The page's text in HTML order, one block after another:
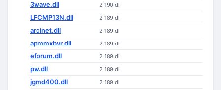
3wave.dll 2 190 dl
LFCMP13N.dll 2 189 dl
arcinet.dll 2 189 dl
apmmxbvr.dll 2 189 dl
eforum.dll 2 189 dl
pw.dll 2 189 dl
jgmd400.dll 2 189 dl